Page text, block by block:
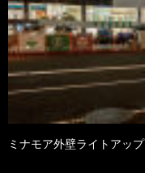
ミナモア外壁ライトアップ